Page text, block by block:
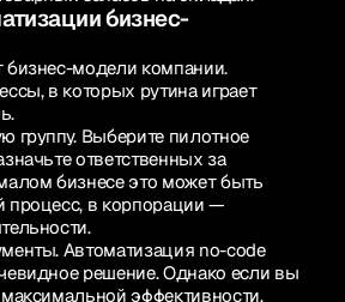
бизнес-
бизнес-модели компании.
в которых рутина играет
группу. Выберите пилотное
ответственных за
бизнесе это может быть
процесс, в корпорации —
Автоматизация no-code
решение. Однако если вы
эффективности,